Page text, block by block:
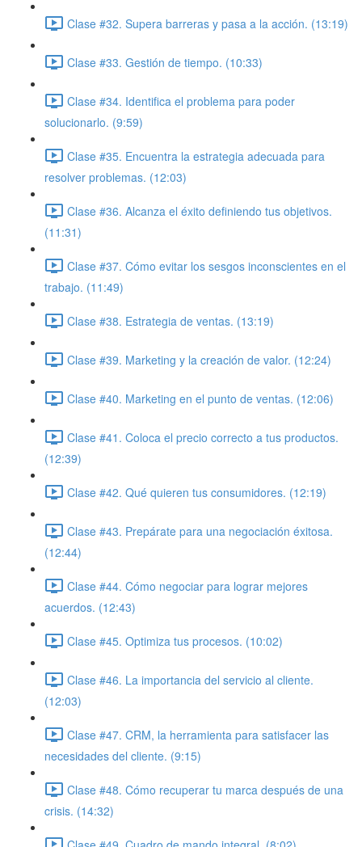
Clase #32. Supera barreras y pasa a la acción. (13:19)
Clase #33. Gestión de tiempo. (10:33)
Clase #34. Identifica el problema para poder
solucionarlo. (9:59)
Clase #35. Encuentra la estrategia adecuada para
resolver problemas. (12:03)
Clase #36. Alcanza el éxito definiendo tus objetivos.
(11:31)
Clase #37. Cómo evitar los sesgos inconscientes en el
trabajo. (11:49)
Clase #38. Estrategia de ventas. (13:19)
Clase #39. Marketing y la creación de valor. (12:24)
Clase #40. Marketing en el punto de ventas. (12:06)
Clase #41. Coloca el precio correcto a tus productos.
(12:39)
Clase #42. Qué quieren tus consumidores. (12:19)
Clase #43. Prepárate para una negociación éxitosa.
(12:44)
Clase #44. Cómo negociar para lograr mejores
acuerdos. (12:43)
Clase #45. Optimiza tus procesos. (10:02)
Clase #46. La importancia del servicio al cliente.
(12:03)
Clase #47. CRM, la herramienta para satisfacer las
necesidades del cliente. (9:15)
Clase #48. Cómo recuperar tu marca después de una
crisis. (14:32)